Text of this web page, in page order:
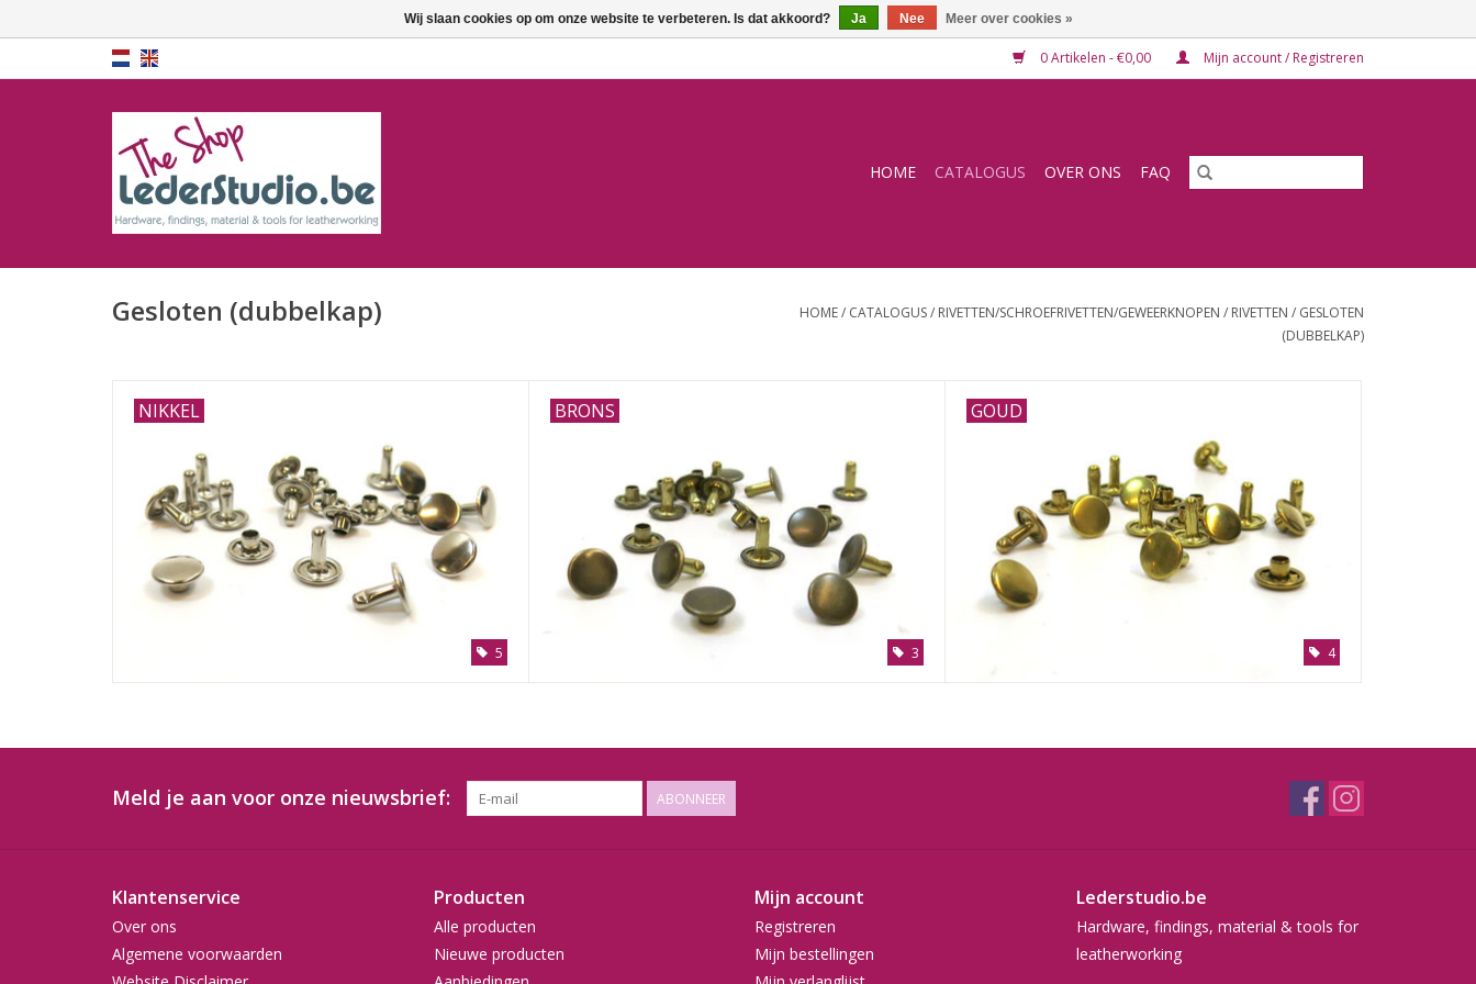
0 Artikelen - €0,00 Mijn account / Registreren
HOME CATALOGUS OVER ONS FAQ
Gesloten (dubbelkap) HOME/ CATALOGUS/ RIVETTEN/SCHROEFRIVETTEN/GEWEERKNOPEN / RIVETTEN / GESLOTEN
(DUBBELKAP)
NIKKEL
5
BRONS
3
GOUD
4
Meld je aan voor onze nieuwsbrief: ABONNEER
Klantenservice
Over ons
Algemene voorwaarden
Producten
Alle producten
Nieuwe producten
Mijn account
Registreren
Mijn bestellingen
Lederstudio.be
Hardware, findings, material & tools for
leatherworking
Wij slaan cookies op om onze website te verbeteren. Is dat akkoord? Ja Nee Meer over cookies »